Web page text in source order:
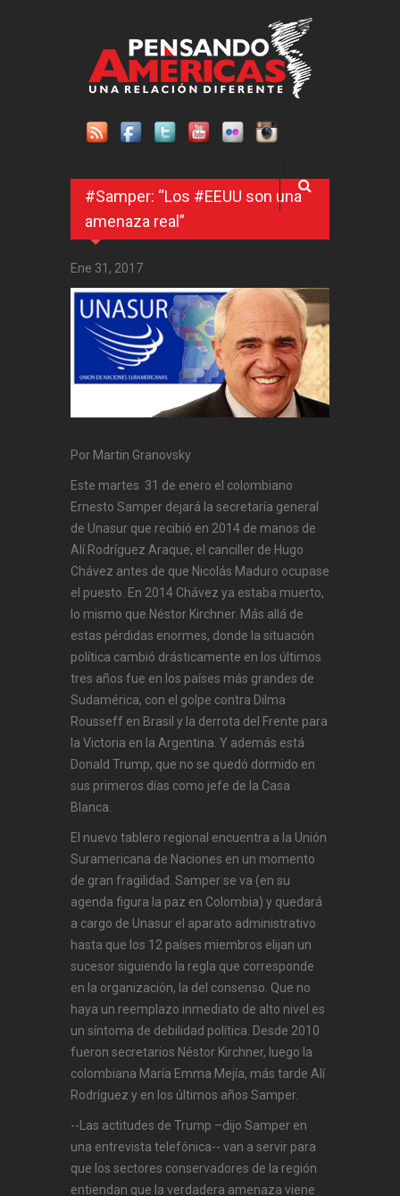
#Samper: “Los #EEUU son una
amenaza real”
Ene 31, 2017
Por Martin Granovsky
Este martes 31 de enero el colombiano
Ernesto Samper dejará la secretaría general
de Unasur que recibió en 2014 de manos de
Alí Rodríguez Araque, el canciller de Hugo
Chávez antes de que Nicolás Maduro ocupase
el puesto. En 2014 Chávez ya estaba muerto,
lo mismo que Néstor Kirchner. Más allá de
estas pérdidas enormes, donde la situación
política cambió drásticamente en los últimos
tres años fue en los países más grandes de
Sudamérica, con el golpe contra Dilma
Rousseff en Brasil y la derrota del Frente para
la Victoria en la Argentina. Y además está
Donald Trump, que no se quedó dormido en
sus primeros días como jefe de la Casa
Blanca.
El nuevo tablero regional encuentra a la Unión
Suramericana de Naciones en un momento
de gran fragilidad. Samper se va (en su
agenda figura la paz en Colombia) y quedará
a cargo de Unasur el aparato administrativo
hasta que los 12 países miembros elijan un
sucesor siguiendo la regla que corresponde
en la organización, la del consenso. Que no
haya un reemplazo inmediato de alto nivel es
un síntoma de debilidad política. Desde 2010
fueron secretarios Néstor Kirchner, luego la
colombiana María Emma Mejía, más tarde Alí
Rodríguez y en los últimos años Samper.
--Las actitudes de Trump –dijo Samper en
una entrevista telefónica-- van a servir para
que los sectores conservadores de la región
entiendan que la verdadera amenaza viene